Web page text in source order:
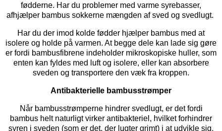
fødderne. Har du problemer med varme syrebasser,
afhjælper bambus sokkerne mængden af sved og svedlugt.
Har du der imod kolde fødder hjælper bambus med at
isolere og holde på varmen. At begge dele kan lade sig gøre
er fordi bambusfibrene indeholder mikroskopiske huller, som
enten kan fyldes med luft og isolere, eller kan absorbere
sveden og transportere den væk fra kroppen.
Antibakterielle bambusstrømper
Når bambusstrømperne hindrer svedlugt, er det fordi
bambus helt naturligt virker antibakteriel, hvilket forhindrer
syren i sveden (som er det, der lugter grimt) i at udvikle sig.